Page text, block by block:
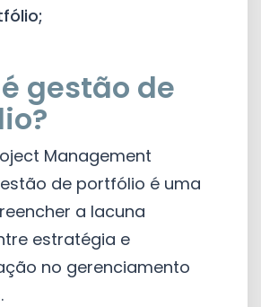
gestão de
Management
de portfólio é uma
a lacuna
estratégia e
no gerenciamento